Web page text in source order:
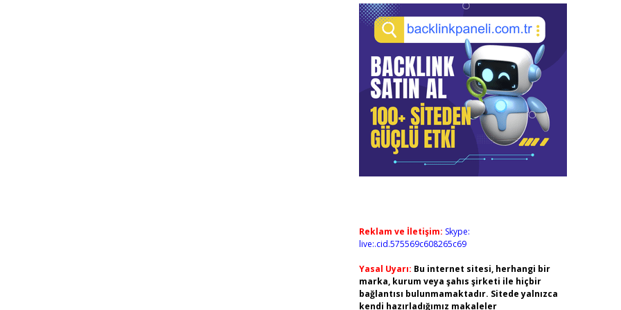
Reklam ve İletişim: Skype:
live:.cid.575569c608265c69
Yasal Uyarı: Bu internet sitesi, herhangi bir
marka, kurum veya şahıs şirketi ile hiçbir
bağlantısı bulunmamaktadır. Sitede yalnızca
kendi hazırladığımız makaleler